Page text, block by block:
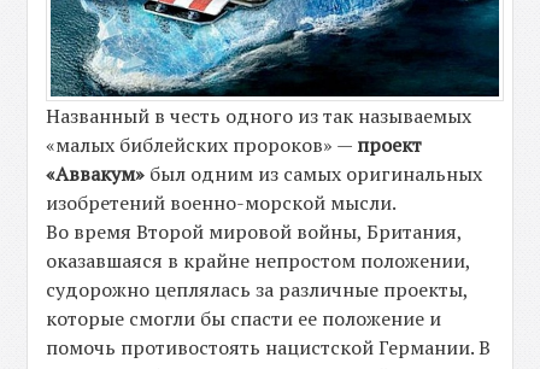
Названный в честь одного из так называемых
«малых библейских пророков» — проект
«Аввакум» был одним из самых оригинальных
изобретений военно-морской мысли.
Во время Второй мировой войны, Британия,
оказавшаяся в крайне непростом положении,
судорожно цеплялась за различные проекты,
которые смогли бы спасти ее положение и
помочь противостоять нацистской Германии. В